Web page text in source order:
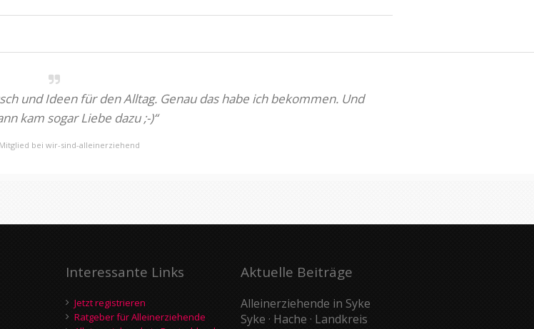
und Ideen für den Alltag. Genau das habe ich bekommen. Und
kam sogar Liebe dazu ;-)“
bei wir-sind-alleinerziehend
Interessante Links
Jetzt registrieren
Ratgeber für Alleinerziehende
Aktuelle Beiträge
Alleinerziehende in Syke
Syke · Hache · Landkreis